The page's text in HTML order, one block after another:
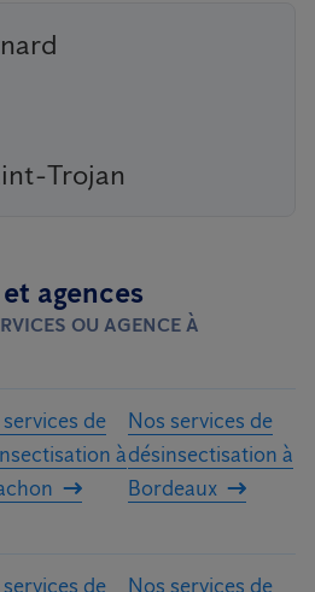
Trojan
agences
OU AGENCE À
de
à
Nos services de
désinsectisation à
Bordeaux
de
Nos services de